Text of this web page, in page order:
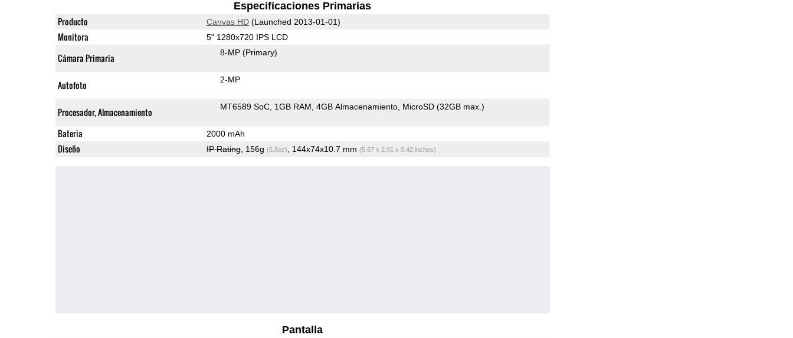
Especificaciones Primarias
Producto Canvas HD(Launched 2013-01-01)
Monitora 5" 1280x720 IPS LCD
Cámara Primaria 8-MP (Primary)
Autofoto 2-MP
Procesador, Almacenamiento MT6589 SoC 1GB RAM 4GB Almacenamiento MicroSD (32GB max.)
Bateria 2000 mAh
Diseño IP Rating, 156g (5.5oz) , 144x74x10.7 mm (5.67 x 2.91 x 0.42 inches)
Pantalla